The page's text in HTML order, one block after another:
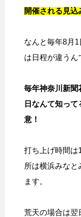
開催される見込
なんと毎年8月
は日程が違うん
毎年神奈川新聞
日なんて知っ
意！
打ち上げ時間は
所は横浜みなと
ます。
荒天の場合は翌